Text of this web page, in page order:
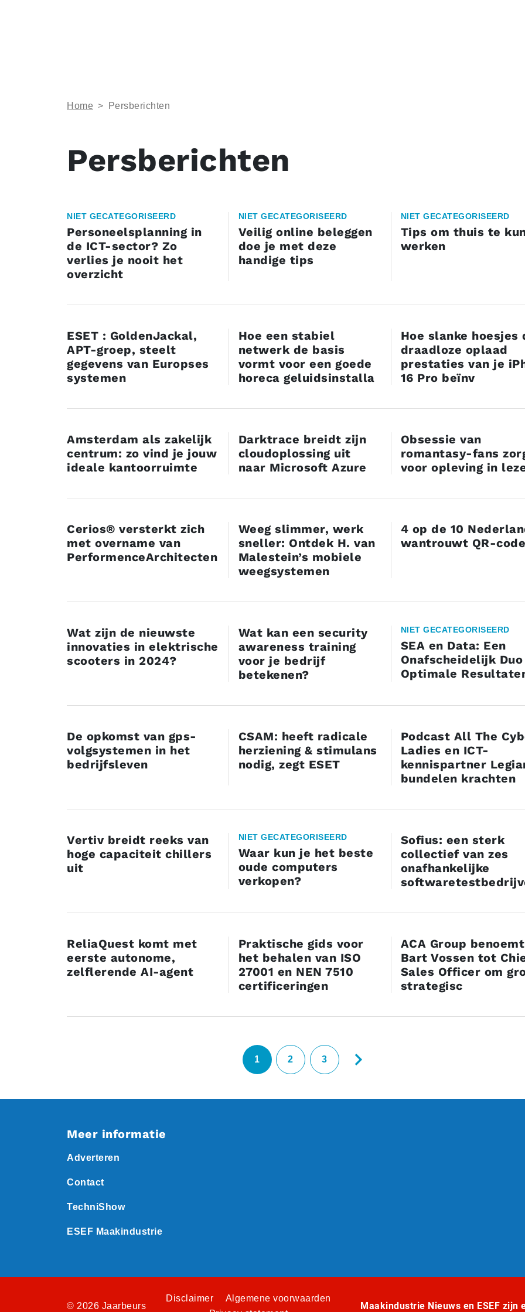
Home > Persberichten
Persberichten
NIET GECATEGORISEERD
Personeelsplanning in
de ICT-sector? Zo
verlies je nooit het
overzicht
NIET GECATEGORISEERD
Veilig online beleggen
doe je met deze
handige tips
NIET GECATEGORISEERD
Tips om thuis te
werken
ESET : GoldenJackal,
APT-groep, steelt
gegevens van Europses
systemen
Hoe een stabiel
netwerk de basis
vormt voor een goede
horeca geluidsinstalla
Hoe slanke hoesjes
draadloze oplaad
prestaties van je
16 Pro beïnv
Amsterdam als zakelijk
centrum: zo vind je jouw
ideale kantoorruimte
Darktrace breidt zijn
cloudoplossing uit
naar Microsoft Azure
Obsessie van
romantasy-fans
voor opleving in
Cerios® versterkt zich
met overname van
PerformenceArchitecten
Weeg slimmer, werk
sneller: Ontdek H. van
Malestein’s mobiele
weegsystemen
4 op de 10
wantrouwt QR-
Wat zijn de nieuwste
innovaties in elektrische
scooters in 2024?
Wat kan een security
awareness training
voor je bedrijf
betekenen?
NIET GECATEGORISEERD
SEA en Data: Een
Onafscheidelijk
Optimale
De opkomst van gps-
volgsystemen in het
bedrijfsleven
CSAM: heeft radicale
herziening & stimulans
nodig, zegt ESET
Podcast All The
Ladies en ICT-
kennispartner
bundelen krachten
Vertiv breidt reeks van
hoge capaciteit chillers
uit
NIET GECATEGORISEERD
Waar kun je het beste
oude computers
verkopen?
Sofius: een sterk
collectief van zes
onafhankelijke
ReliaQuest komt met
eerste autonome,
zelflerende AI-agent
Praktische gids voor
het behalen van ISO
27001 en NEN 7510
certificeringen
ACA Group benoemt
Bart Vossen tot
Sales Officer om
strategisc
1 2 3
Meer informatie
Adverteren
Contact
TechniShow
ESEF Maakindustrie
© 2026 Jaarbeurs
Disclaimer
Algemene voorwaarden
Maakindustrie Nieuws en ESEF zijn